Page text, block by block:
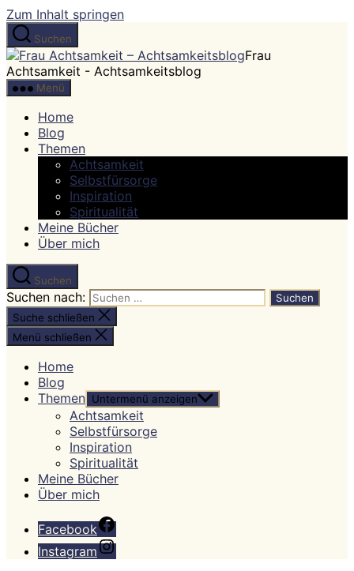
Zum Inhalt springen
Suchen
Frau
Achtsamkeit - Achtsamkeitsblog
Menü
Home
Blog
Themen
Achtsamkeit
Selbstfürsorge
Inspiration
Spiritualität
Meine Bücher
Über mich
Suchen
Suchen nach:
Suche schließen
Menü schließen
Home
Blog
Themen Untermenü anzeigen
Achtsamkeit
Selbstfürsorge
Inspiration
Spiritualität
Meine Bücher
Über mich
Facebook
Instagram